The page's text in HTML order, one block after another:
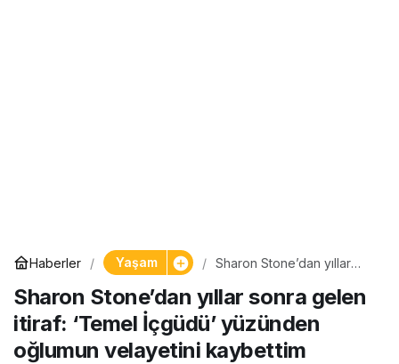
Haberler Yaşam
Sharon Stone’dan yıllar
İçgüdü’ yüzünden oğlumun
velayetini kaybettim
Sharon Stone’dan yıllar sonra gelen
itiraf: ‘Temel İçgüdü’ yüzünden
oğlumun velayetini kaybettim